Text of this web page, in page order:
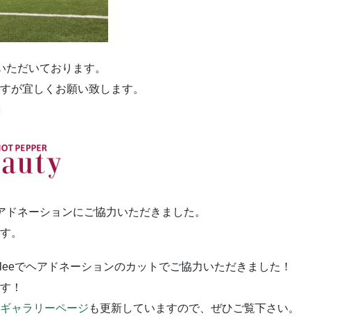
だいております。
が宜しくお願い致します。
ネーションにご協力いただきました。
。
でヘアドネーションのカットでご協力いただきました！
！
ャラリーページ も更新していますので、ぜひご覧下さい。